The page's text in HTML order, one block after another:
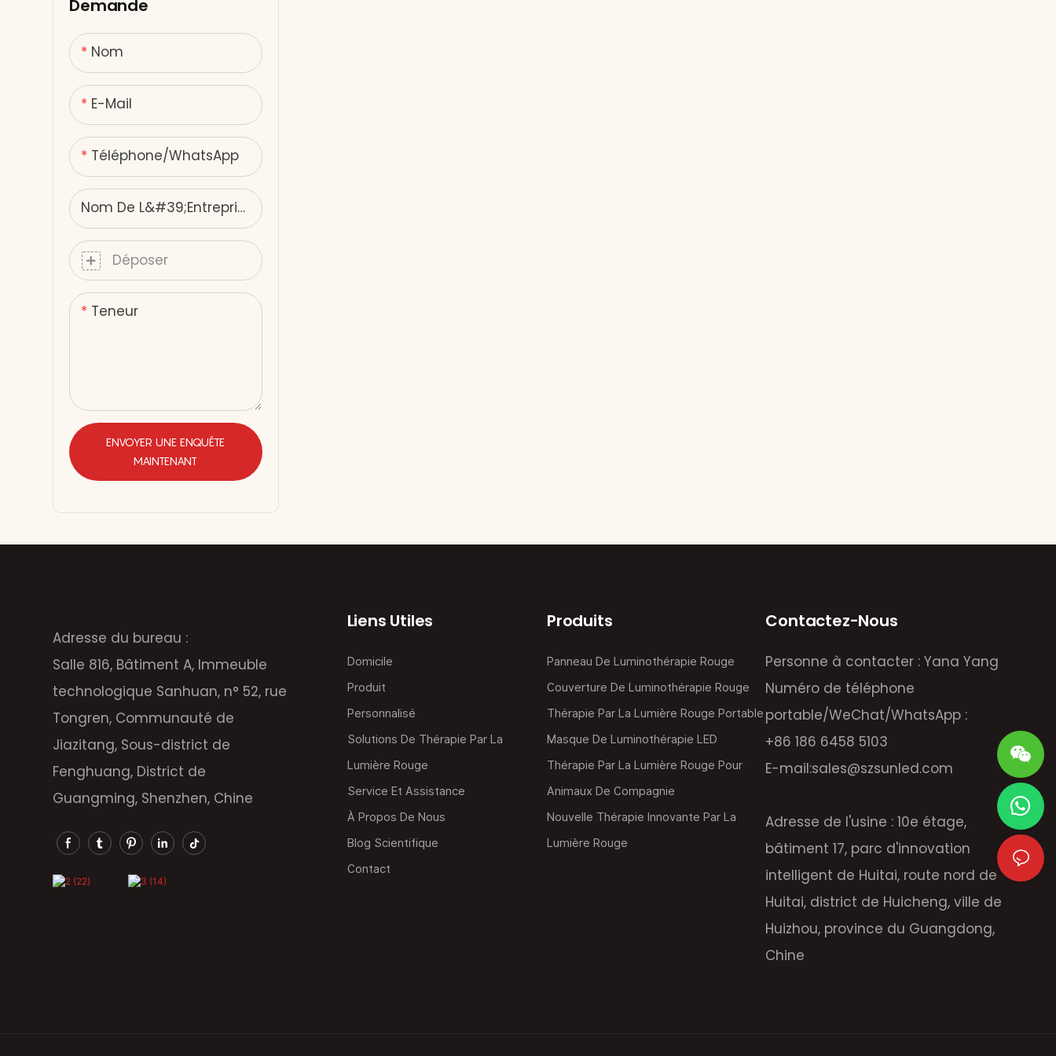
Demande
Nom
E-Mail
Téléphone/WhatsApp
Nom De L&#39;entreprise
Déposer
Teneur
ENVOYER UNE ENQUÊTE
MAINTENANT
Adresse du bureau :
Salle 816, Bâtiment A, Immeuble
technologique Sanhuan, n° 52, rue
Tongren, Communauté de
Jiazitang, Sous-district de
Fenghuang, District de
Guangming, Shenzhen, Chine
Liens Utiles
Domicile
Produit
Personnalisé
Solutions De Thérapie Par La
Lumière Rouge
Service Et Assistance
À Propos De Nous
Blog Scientifique
Contact
Produits
Panneau De Luminothérapie Rouge
Couverture De Luminothérapie Rouge
Thérapie Par La Lumière Rouge Portable
Masque De Luminothérapie LED
Thérapie Par La Lumière Rouge Pour
Animaux De Compagnie
Nouvelle Thérapie Innovante Par La
Lumière Rouge
Contactez-Nous
Personne à contacter : Yana Yang
Numéro de téléphone
portable/WeChat/WhatsApp :
+86 186 6458 5103
E-mail:sales@szsunled.com
Adresse de l'usine : 10e étage,
bâtiment 17, parc d'innovation
intelligent de Huitai, route nord de
Huitai, district de Huicheng, ville de
Huizhou, province du Guangdong,
Chine